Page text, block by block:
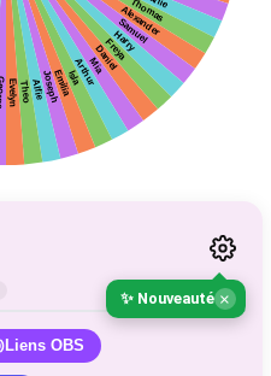
✨ Nouveauté ×
Liens OBS